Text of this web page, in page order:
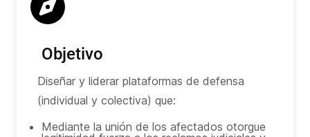
Objetivo
Diseñar y liderar plataformas de defensa
(individual y colectiva) que:
Mediante la unión de los afectados otorgue